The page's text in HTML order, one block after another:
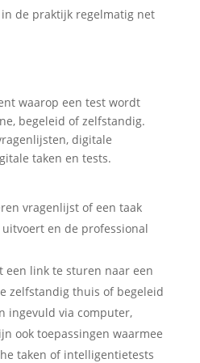
de praktijk regelmatig net
waarop een test wordt
begeleid of zelfstandig.
digitale
taken en tests.
vragenlijst of een taak
en de professional
een link te sturen naar een
zelfstandig thuis of begeleid
ingevuld via computer,
ook toepassingen waarmee
taken of intelligentietests